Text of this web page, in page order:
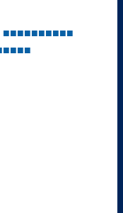
■■■■■■■■■■
■■■■